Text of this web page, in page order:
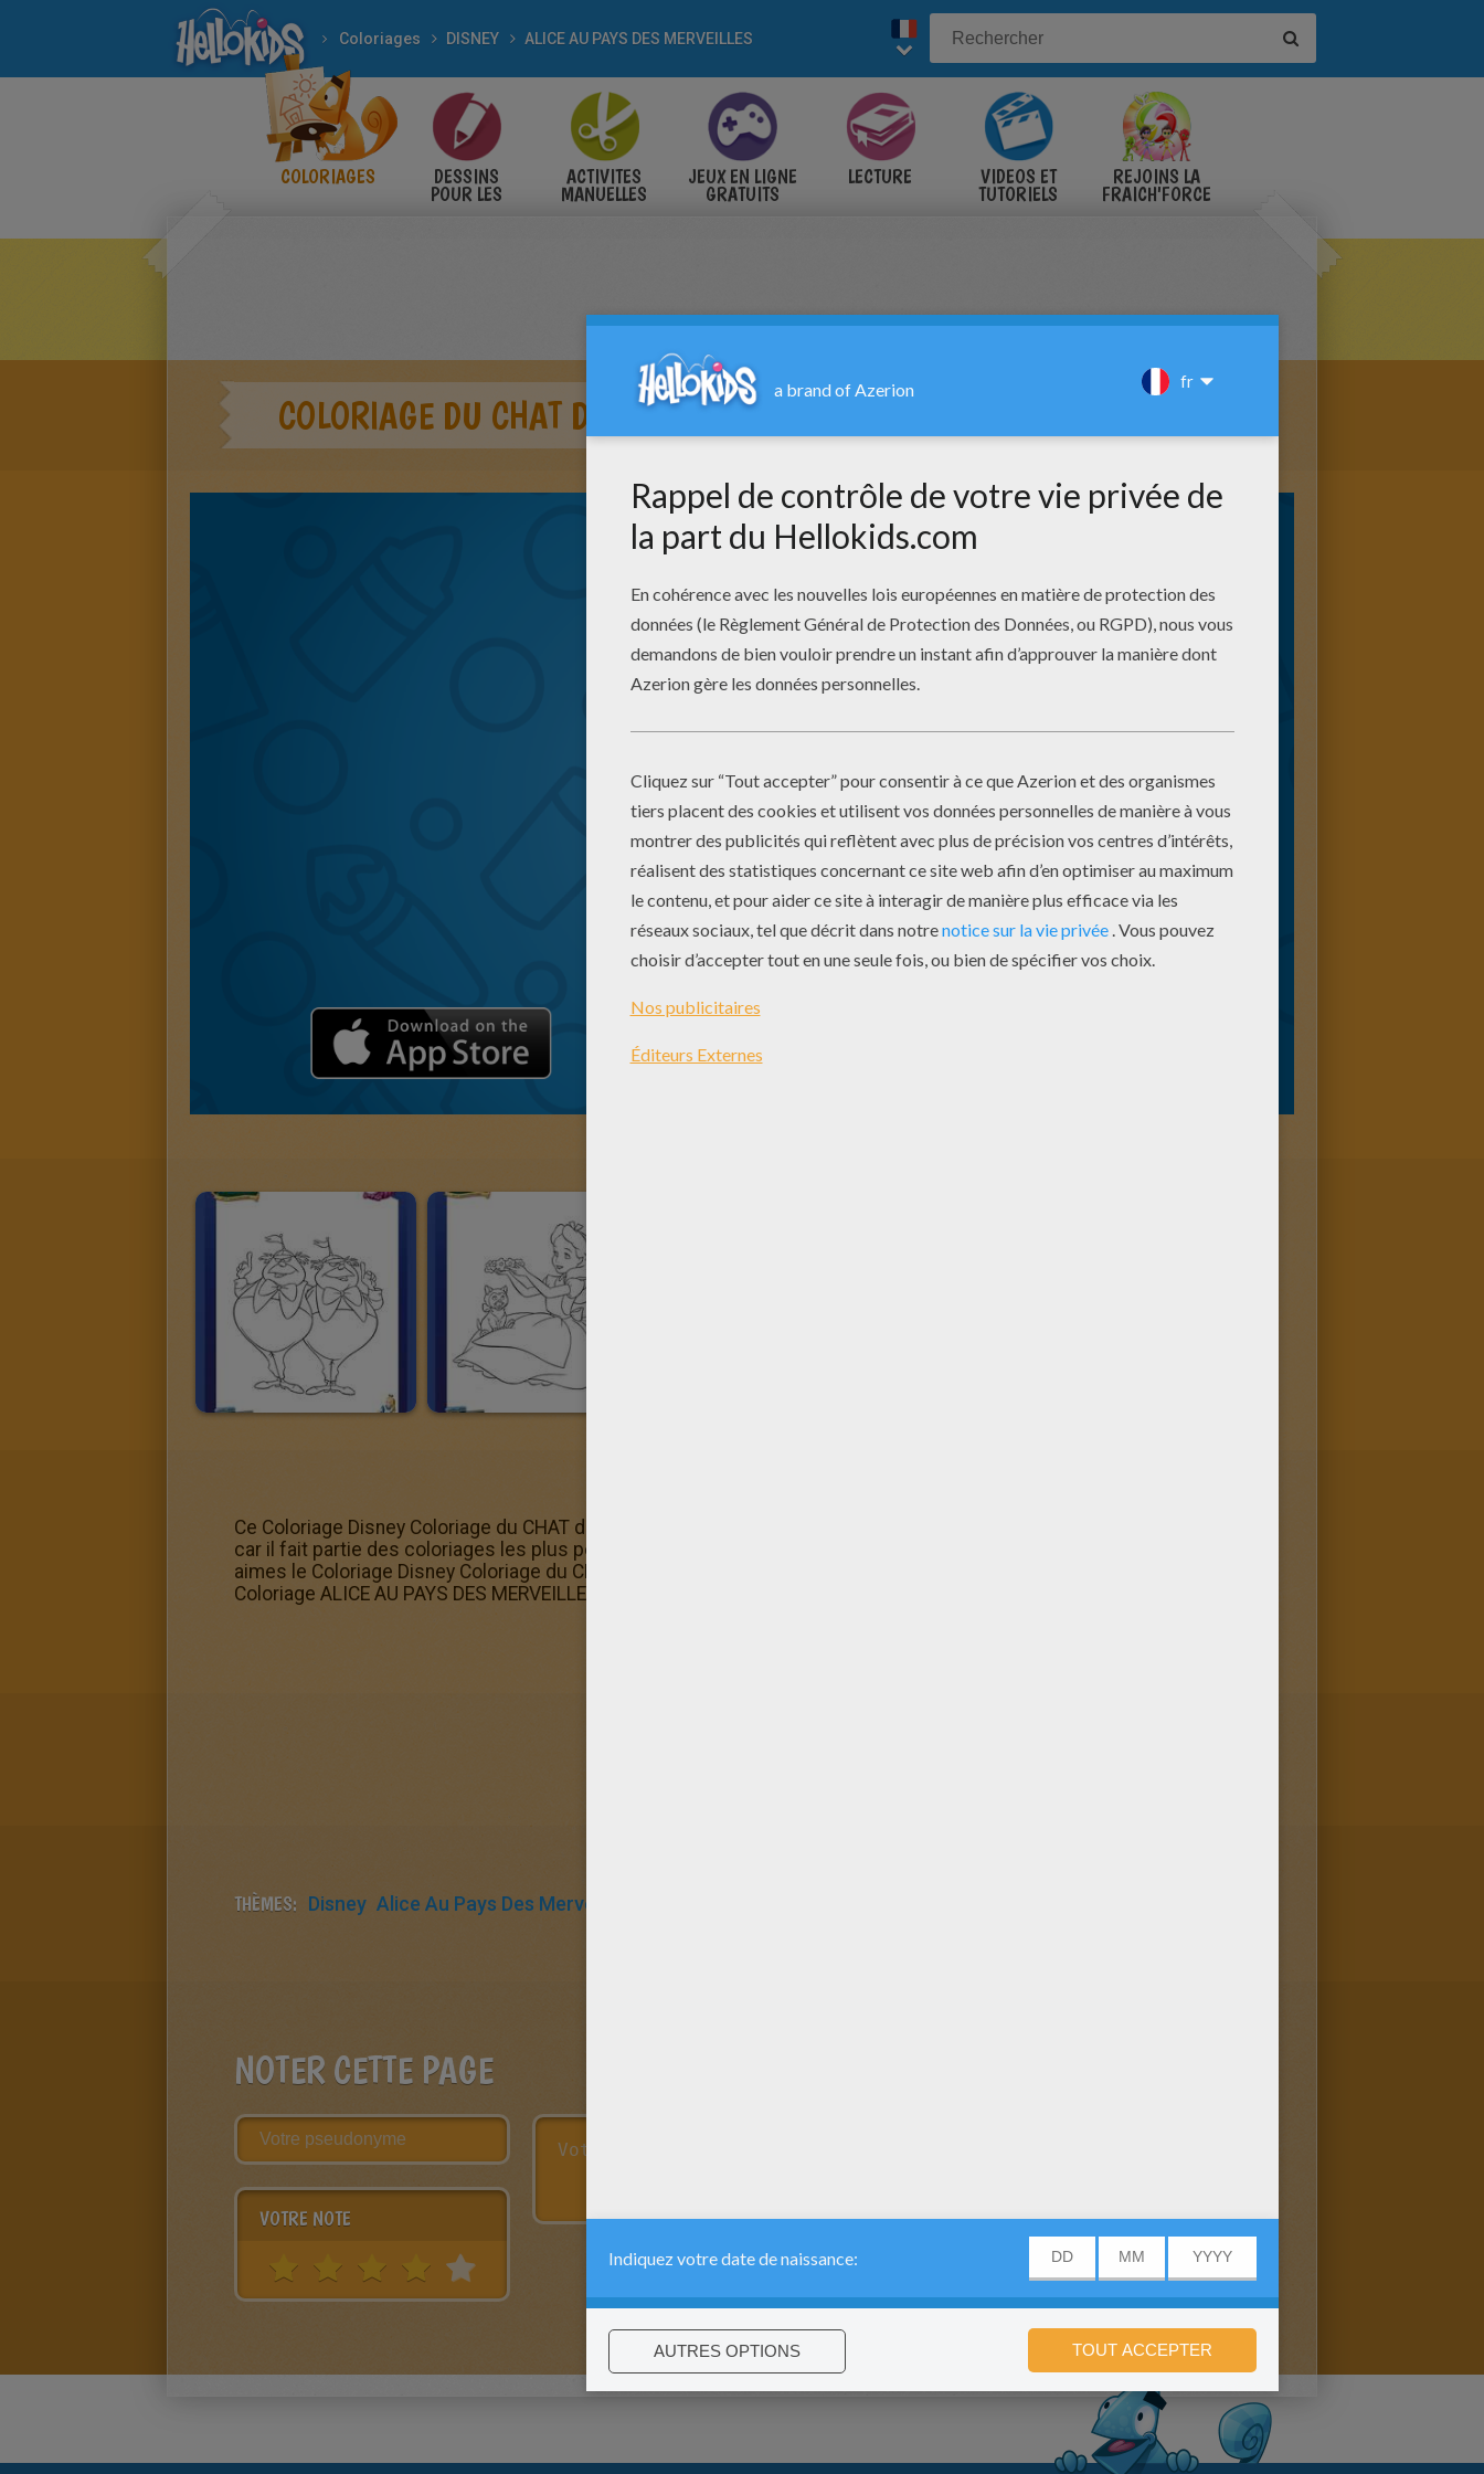
Coloriages DISNEY ALICE AU PAYS DES MERVEILLES
COLORIAGES DESSINS
POUR LES
ACTIVITES
MANUELLES
JEUX EN LIGNE
GRATUITS
LECTURE VIDÉOS ET
TUTORIELS
REJOINS LA
FRAICH'FORCE
COLORIAGE DU CHAT DE ALICE AU PAYS DES MERVEILLES
Ce Coloriage Disney Coloriage du CHAT de ALICE AU PAYS DES MERVEILLES a été sélectionné par l'équipe d'Hellokids
car il fait partie des coloriages les plus populaires de la rubrique Coloriage ALICE AU PAYS DES MERVEILLES. Si tu
aimes le Coloriage Disney Coloriage du CHAT de ALICE AU PAYS DES MERVEILLES? Tu en trouveras d'autres dans
Coloriage ALICE AU PAYS DES MERVEILLES.
THÈMES: Disney Alice Au Pays Des Merveilles
NOTER CETTE PAGE
VOTRE NOTE